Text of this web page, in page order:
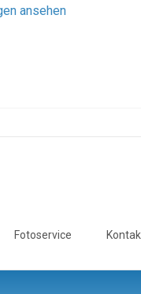
ansehen
Fotoservice